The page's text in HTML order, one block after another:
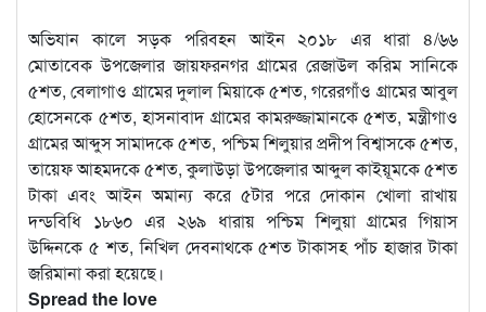
অভিযান কালে সড়ক পরিবহন আইন ২০১৮ এর ধারা ৪/৬৬
মোতাবেক উপজেলার জায়ফরনগর গ্রামের রেজাউল করিম সানিকে
৫শত, বেলাগাও গ্রামের দুলাল মিয়াকে ৫শত, গরেরগাঁও গ্রামের আবুল
হোসেনকে ৫শত, হাসনাবাদ গ্রামের কামরুজ্জামানকে ৫শত, মন্ত্রীগাও
গ্রামের আব্দুস সামাদকে ৫শত, পশ্চিম শিলুয়ার প্রদীপ বিশ্বাসকে ৫শত,
তায়েফ আহমদকে ৫শত, কুলাউড়া উপজেলার আব্দুল কাইয়ূমকে ৫শত
টাকা এবং আইন অমান্য করে ৫টার পরে দোকান খোলা রাখায়
দন্ডবিধি ১৮৬০ এর ২৬৯ ধারায় পশ্চিম শিলুয়া গ্রামের গিয়াস
উদ্দিনকে ৫ শত, নিখিল দেবনাথকে ৫শত টাকাসহ পাঁচ হাজার টাকা
জরিমানা করা হয়েছে।
Spread the love